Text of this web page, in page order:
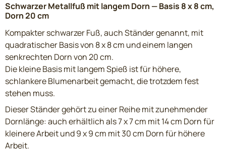
Schwarzer Metallfuß mit langem Dorn — Basis 8 x 8 cm,
Dorn 20 cm
Kompakter schwarzer Fuß, auch Ständer genannt, mit
quadratischer Basis von 8 x 8 cm und einem langen
senkrechten Dorn von 20 cm.
Die kleine Basis mit langem Spieß ist für höhere,
schlankere Blumenarbeit gemacht, die trotzdem fest
stehen muss.
Dieser Ständer gehört zu einer Reihe mit zunehmender
Dornlänge: auch erhältlich als 7 x 7 cm mit 14 cm Dorn für
kleinere Arbeit und 9 x 9 cm mit 30 cm Dorn für höhere
Arbeit.